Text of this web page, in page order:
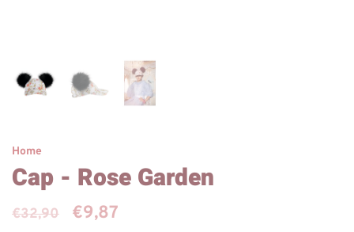
Home
Cap - Rose Garden
€32,90 €9,87